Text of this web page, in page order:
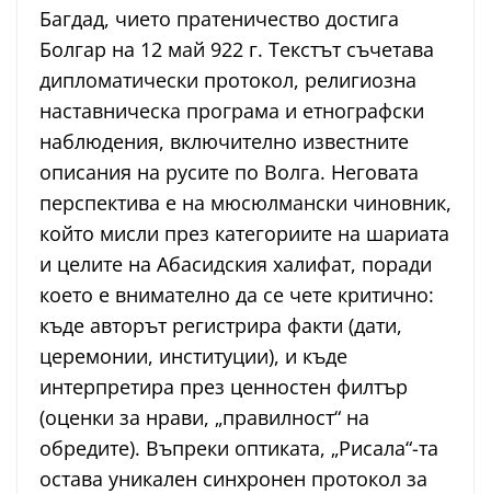
Багдад, чието пратеничество достига
Болгар на 12 май 922 г. Текстът съчетава
дипломатически протокол, религиозна
наставническа програма и етнографски
наблюдения, включително известните
описания на русите по Волга. Неговата
перспектива е на мюсюлмански чиновник,
който мисли през категориите на шариата
и целите на Абасидския халифат, поради
което е внимателно да се чете критично:
къде авторът регистрира факти (дати,
церемонии, институции), и къде
интерпретира през ценностен филтър
(оценки за нрави, „правилност“ на
обредите). Въпреки оптиката, „Рисала“-та
остава уникален синхронен протокол за